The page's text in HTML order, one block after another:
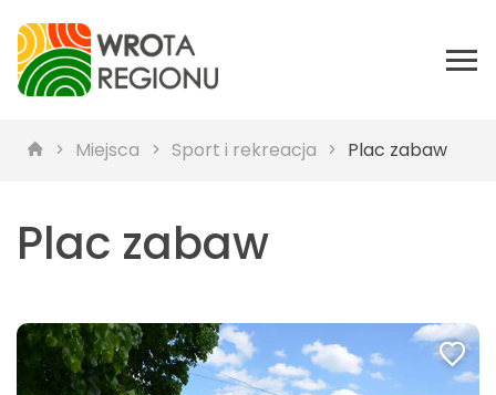
Miejsca Sport i rekreacja Plac zabaw
Plac zabaw